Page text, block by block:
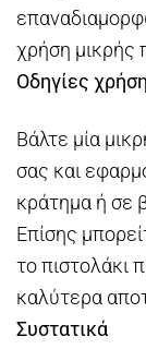
χρήση μικρής
Οδηγίες
Βάλτε μία
σας και
κράτημα ή σε
Επίσης
το πιστολάκι
καλύτερα
Συστατικά